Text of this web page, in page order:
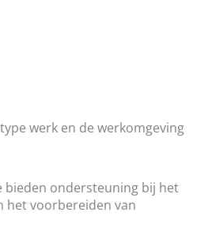
werk en de werkomgeving
bieden ondersteuning bij het
het voorbereiden van